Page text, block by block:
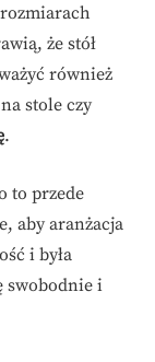
że stół
również
stole czy
.
to przede
aby aranżacja
i była
swobodnie i